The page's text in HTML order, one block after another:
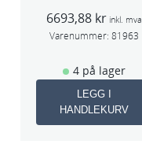
2,5mm slag
75mm
6693,88 kr inkl. mva
Varenummer: 81963
4 på lager
LEGG I
HANDLEKURV